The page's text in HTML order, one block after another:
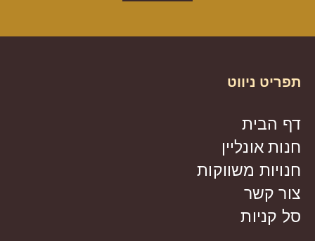
תפריט ניווט
דף הבית
חנות אונליין
חנויות משווקות
צור קשר
סל קניות